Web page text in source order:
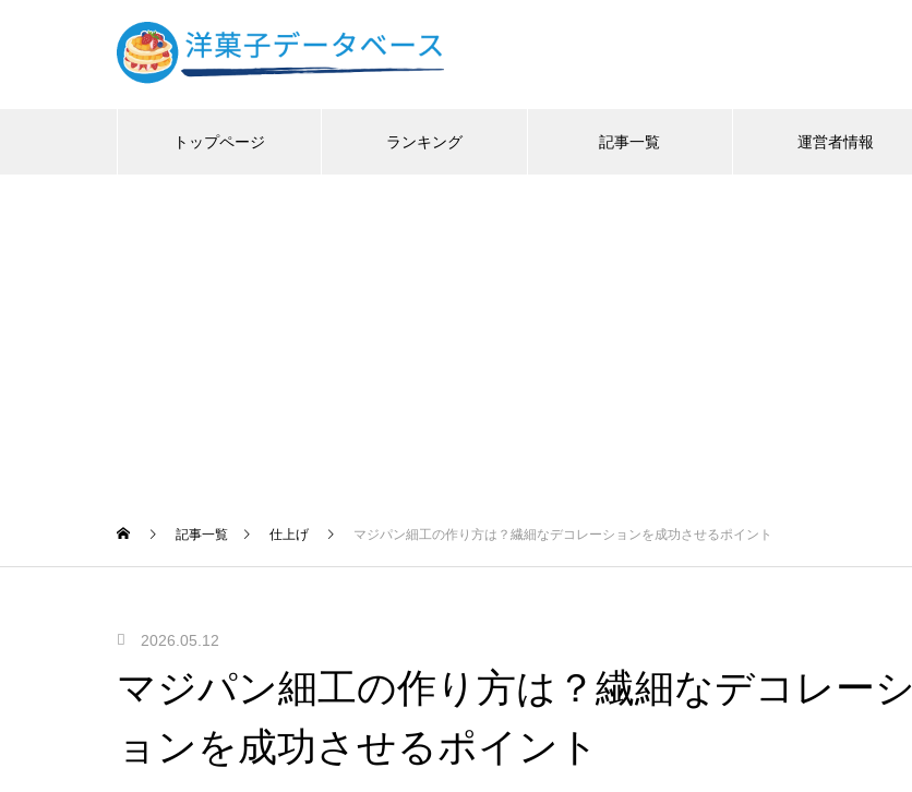
トップページ ランキング 記事一覧 運営者情報
記事一覧 仕上げ マジパン細工の作り方は？繊細なデコレーションを成功させるポイント
2026.05.12
マジパン細工の作り方は？繊細なデコレーシ
ョンを成功させるポイント